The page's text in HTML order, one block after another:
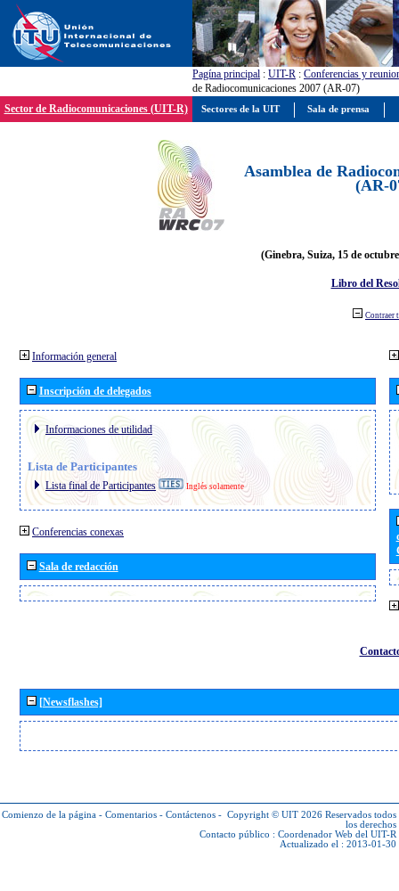
Pagína principal : UIT-R : Conferencias y
de Radiocomunicaciones 2007 (AR-07)
Sector de Radiocomunicaciones (UIT-R)
Asamblea de
(AR-
(Ginebra, Suiza, 15 de
Libro del
Contraer
Información general
Inscripción de delegados
Informaciones de utilidad
Lista de Participantes
Lista final de Participantes Inglés solamente
Conferencias conexas
Sala de redacción
[Newsflashes]
Comienzo de la página - Comentarios - Contáctenos - Copyright © UIT 2026 Reservados todos
los derechos
Contacto público : Coordenador Web del UIT-R
Actualizado el : 2013-01-30
Sectores de la UIT Sala de prensa